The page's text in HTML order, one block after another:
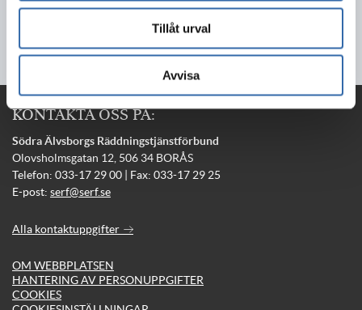
Tillåt urval
Avvisa
KONTAKTA OSS PÅ:
Södra Älvsborgs Räddningstjänstförbund
Olovsholmsgatan 12, 506 34 BORÅS
Telefon: 033-17 29 00 | Fax: 033-17 29 25
E-post: serf@serf.se
Alla kontaktuppgifter
OM WEBBPLATSEN
HANTERING AV PERSONUPPGIFTER
COOKIES